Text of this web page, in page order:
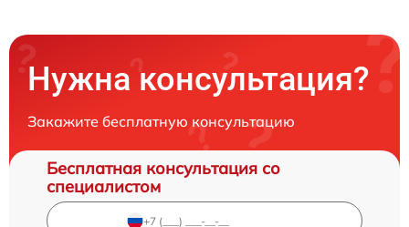
Нужна консультация?
Закажите бесплатную консультацию
Бесплатная консультация со
специалистом